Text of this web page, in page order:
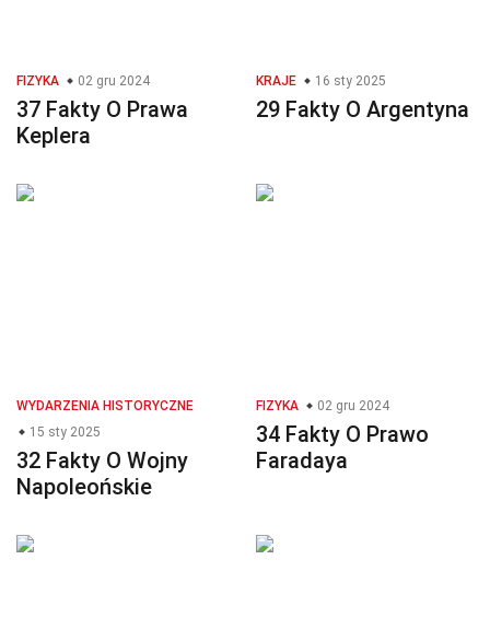
FIZYKA 02 gru 2024
37 Fakty O Prawa
Keplera
KRAJE 16 sty 2025
29 Fakty O Argentyna
WYDARZENIA HISTORYCZNE
15 sty 2025
32 Fakty O Wojny
Napoleońskie
FIZYKA 02 gru 2024
34 Fakty O Prawo
Faradaya